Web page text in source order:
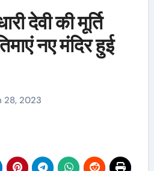
देवी की मूर्ति
नए मंदिर हुई
28, 2023